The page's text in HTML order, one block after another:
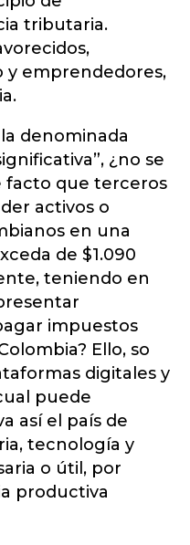
tributaria.
y emprendedores,
denominada
¿no se
facto que terceros
activos o
en una
de $1.090
teniendo en
impuestos
Ello, so
digitales y
puede
así el país de
tecnología y
o útil, por
productiva